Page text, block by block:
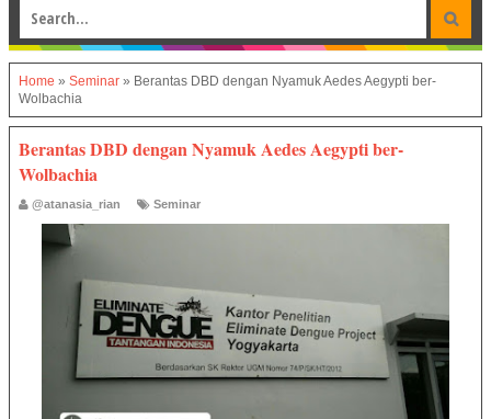
Home » Seminar » Berantas DBD dengan Nyamuk Aedes Aegypti ber-
Wolbachia
Berantas DBD dengan Nyamuk Aedes Aegypti ber-
Wolbachia
@atanasia_rian Seminar